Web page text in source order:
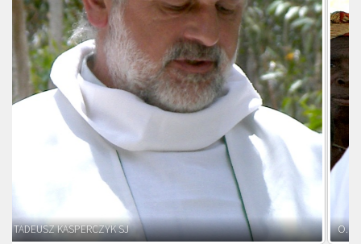
O. ADNRZEJ LEŚNIARA SJ